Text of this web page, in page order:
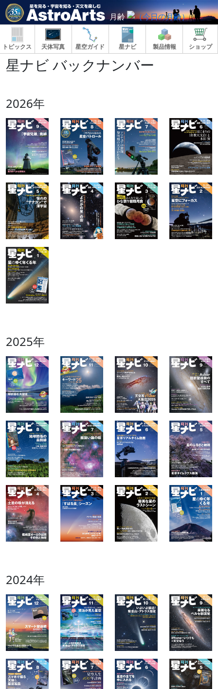
月齢
トピックス 天体写真 星空ガイド 星ナビ 製品情報 ショップ
星ナビ バックナンバー
2026年
2025年
2024年